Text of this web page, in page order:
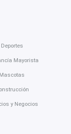
Deportes
Mayorista
Mascotas
y Negocios